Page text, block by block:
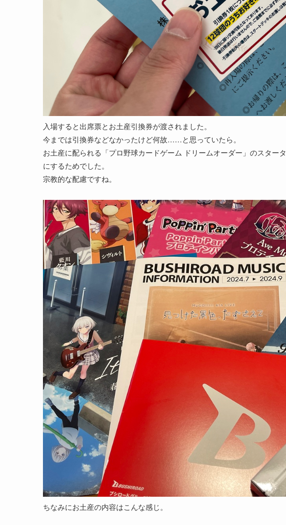
入場すると出席票とお土産引換券が渡されました。
今までは引換券などなかったけど何故……と思っていたら。
お土産に配られる「プロ野球カードゲーム ドリームオーダー」のスター
にするためでした。
宗教的な配慮ですね。
ちなみにお土産の内容はこんな感じ。